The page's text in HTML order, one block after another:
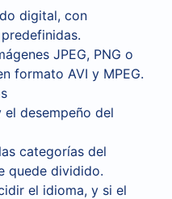
digital, con
JPEG, PNG o
formato AVI y MPEG.
desempeño del
categorías del
quede dividido.
el idioma, y si el